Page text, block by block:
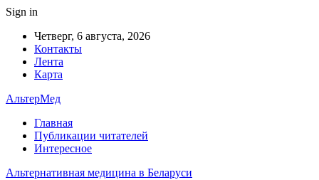
Sign in
Четверг, 6 августа, 2026
Контакты
Лента
Карта
АльтерМед
Главная
Публикации читателей
Интересное
Альтернативная медицина в Беларуси